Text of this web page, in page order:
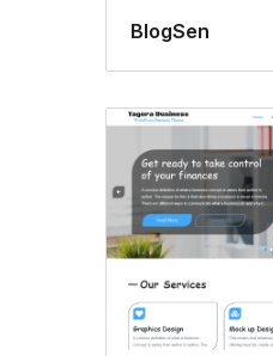
BlogSen